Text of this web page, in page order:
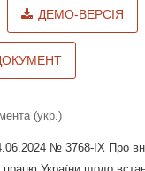
ДЕМО-ВЕРСІЯ
(укр.)
№ 3768-IX Про